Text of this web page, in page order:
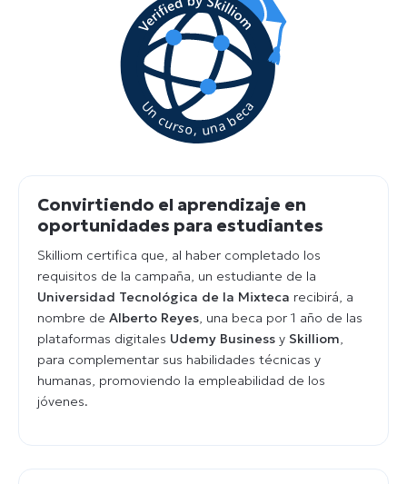
Convirtiendo el aprendizaje en
oportunidades para estudiantes
Skilliom certifica que, al haber completado los
requisitos de la campaña, un estudiante de la
Universidad Tecnológica de la Mixteca recibirá, a
nombre de Alberto Reyes , una beca por 1 año de las
plataformas digitales Udemy Business y Skilliom
para complementar sus habilidades técnicas y
humanas, promoviendo la empleabilidad de los
jóvenes.